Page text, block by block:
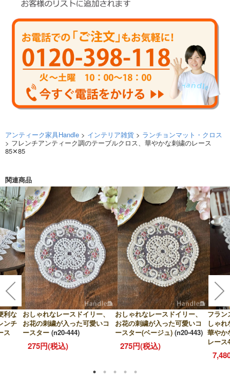
アンティーク家具Handle > インテリア雑貨 > ランチョンマット・クロス
> フレンチアンティーク調のテーブルクロス、華やかな刺繍のレース
85✕85
関連商品
利な
ンチ
ス
おしゃれなレースドイリー、
お花の刺繍が入った可愛いコ
ースター (n20-444)
275円(税込)
おしゃれなレースドイリー、
お花の刺繍が入った可愛いコ
ースター(ベージュ) (n20-443)
275円(税込)
フラン
しゃ
華やか
レー